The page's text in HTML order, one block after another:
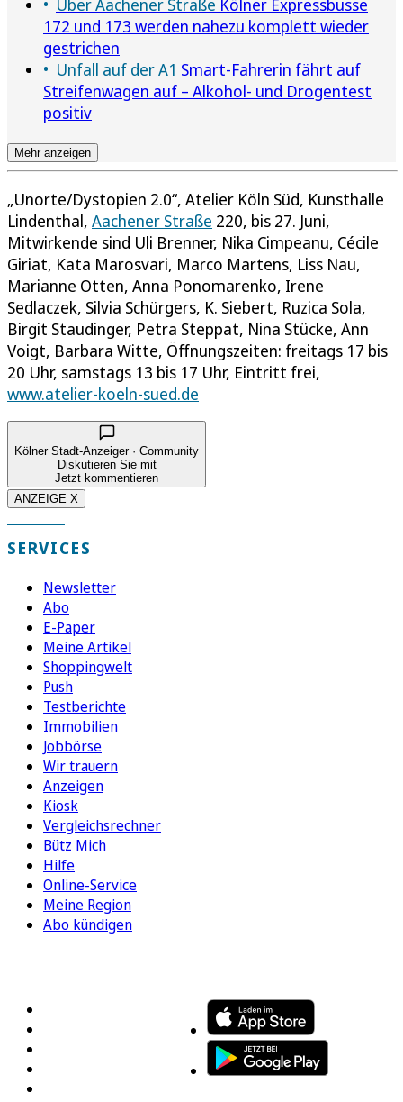
Über Aachener Straße Kölner Expressbusse
172 und 173 werden nahezu komplett wieder
gestrichen
Unfall auf der A1 Smart-Fahrerin fährt auf
Streifenwagen auf – Alkohol- und Drogentest
positiv
Mehr anzeigen
„Unorte/Dystopien 2.0“, Atelier Köln Süd, Kunsthalle
Lindenthal, Aachener Straße 220, bis 27. Juni,
Mitwirkende sind Uli Brenner, Nika Cimpeanu, Cécile
Giriat, Kata Marosvari, Marco Martens, Liss Nau,
Marianne Otten, Anna Ponomarenko, Irene
Sedlaczek, Silvia Schürgers, K. Siebert, Ruzica Sola,
Birgit Staudinger, Petra Steppat, Nina Stücke, Ann
Voigt, Barbara Witte, Öffnungszeiten: freitags 17 bis
20 Uhr, samstags 13 bis 17 Uhr, Eintritt frei,
www.atelier-koeln-sued.de
Kölner Stadt-Anzeiger · Community
Diskutieren Sie mit
Jetzt kommentieren
ANZEIGE X
SERVICES
Newsletter
Abo
E-Paper
Meine Artikel
Shoppingwelt
Push
Testberichte
Immobilien
Jobbörse
Wir trauern
Anzeigen
Kiosk
Vergleichsrechner
Bütz Mich
Hilfe
Online-Service
Meine Region
Abo kündigen